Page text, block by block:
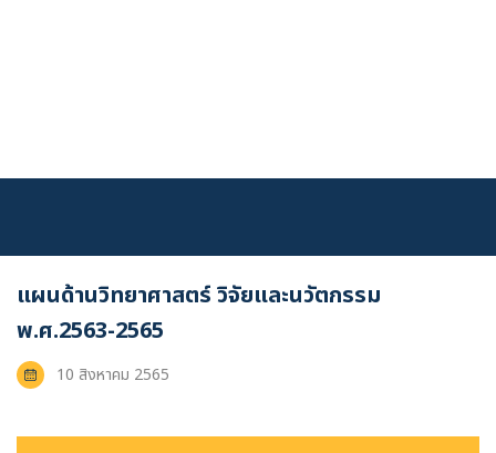
แผนด้านวิทยาศาสตร์ วิจัยและนวัตกรรม
พ.ศ.2563-2565
10 สิงหาคม 2565